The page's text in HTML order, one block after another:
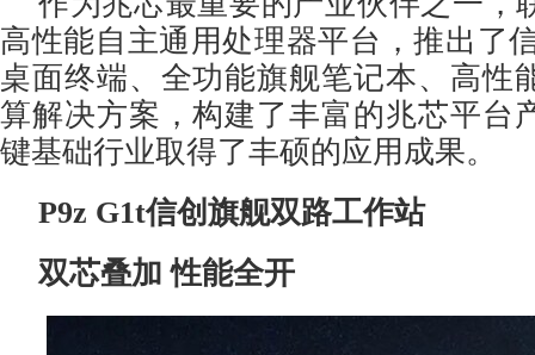
高性能自主通用处理器平台，推出了
桌面终端、全功能旗舰笔记本、高性
算解决方案，构建了丰富的兆芯平台
键基础行业取得了丰硕的应用成果。
P9z G1t信创旗舰双路工作站
双芯叠加 性能全开